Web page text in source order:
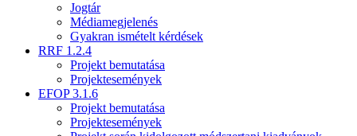
Jogtár
Médiamegjelenés
Gyakran ismételt kérdések
RRF 1.2.4
Projekt bemutatása
Projektesemények
EFOP 3.1.6
Projekt bemutatása
Projektesemények